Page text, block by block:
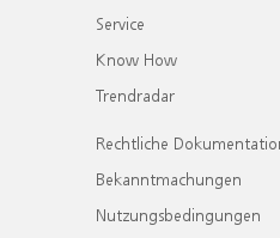
Service
Know How
Trendradar
Rechtliche
Bekanntmachungen
Nutzungsbedingungen